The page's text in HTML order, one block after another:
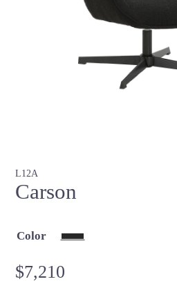
L12A
Carson
Color
$7,210